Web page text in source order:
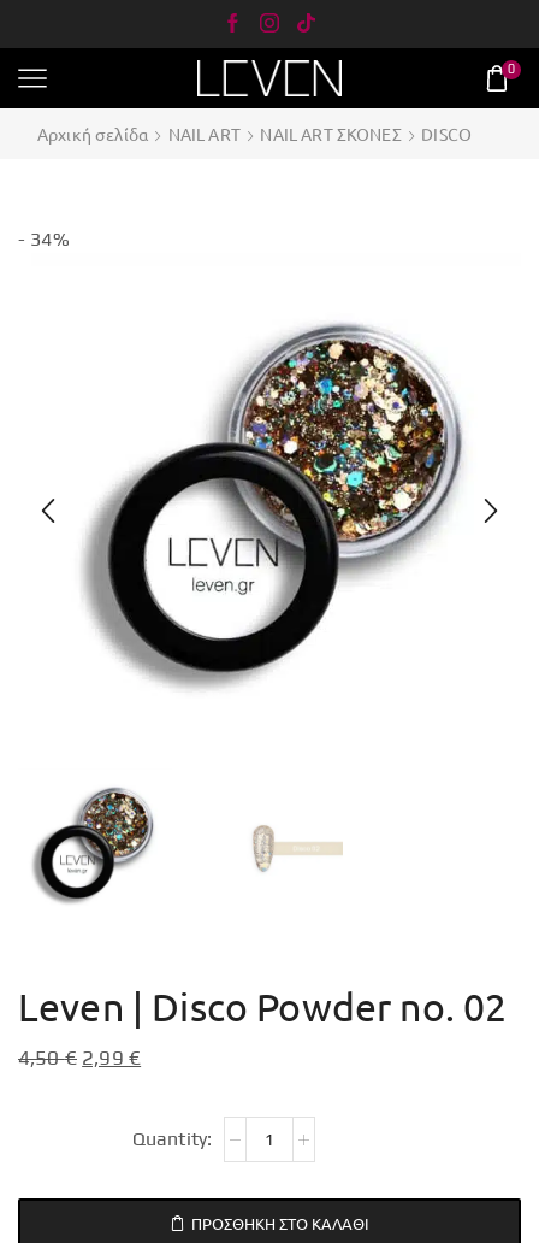
0
Αρχική σελίδα NAIL ART NAIL ART ΣΚΟΝΕΣ DISCO
- 34%
Leven | Disco Powder no. 02
4,50€ 2,99 €
ΠΡΟΣΘΉΚΗ ΣΤΟ ΚΑΛΆΘΙ